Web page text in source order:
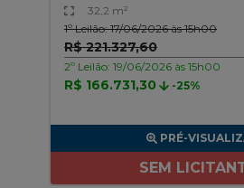
32,2 m²
1º Leilão: 17/06/2026 às 15h00
R$ 221.327,60
2º Leilão: 19/06/2026 às 15h00
R$ 166.731,30 -25%
PRÉ-
SEM